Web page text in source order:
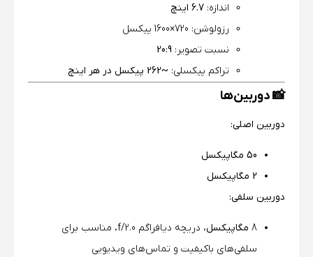
اندازه: 6.7 اینچ
رزولوشن: 720×1600 پیکسل
نسبت تصویر: 20:9
تراکم پیکسلی: ~262 پیکسل در هر اینچ
📸 دوربین‌ها
دوربین اصلی:
50 مگاپیکسل
2 مگاپیکسل
دوربین سلفی:
8 مگاپیکسل
، دریچه دیافراگم f/2.0، مناسب برای
سلفی‌های باکیفیت و تماس‌های ویدیویی